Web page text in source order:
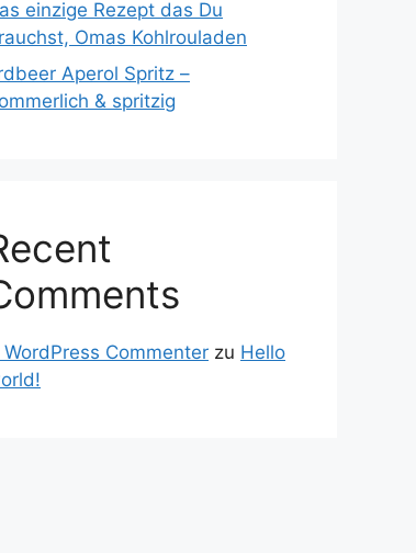
einzige Rezept das Du
Omas Kohlrouladen
Aperol Spritz –
& spritzig
WordPress Commenter zu Hello